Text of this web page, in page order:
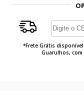
*Frete Grátis
Guarulhos, com